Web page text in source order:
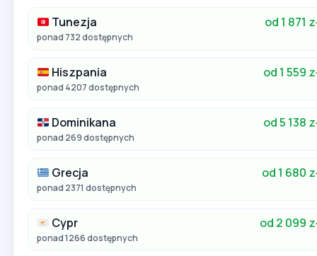
Tunezja od 1 871
ponad 732 dostępnych
Hiszpania od 1 559
ponad 4207 dostępnych
Dominikana od 5 138
ponad 269 dostępnych
Grecja od 1 680
ponad 2371 dostępnych
Cypr od 2 099
ponad 1266 dostępnych